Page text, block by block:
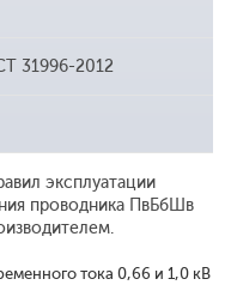
31996-2012
эксплуатации
проводника ПвБбШв
тока 0,66 и 1,0 кВ